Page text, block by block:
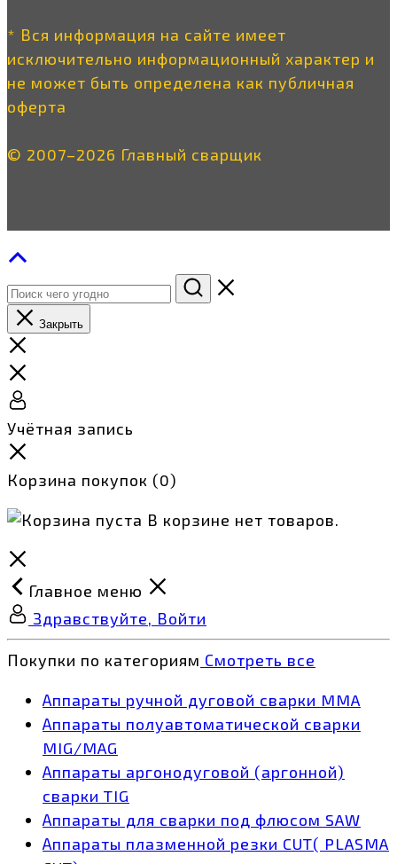
* Вся информация на сайте имеет
исключительно информационный характер и
не может быть определена как публичная
оферта
© 2007–2026 Главный сварщик
Закрыть
Учётная запись
Корзина покупок (0)
В корзине нет товаров.
Главное меню
Здравствуйте, Войти
Покупки по категориям Смотреть все
Аппараты ручной дуговой сварки MMA
Аппараты полуавтоматической сварки
MIG/MAG
Аппараты аргонодуговой (аргонной)
сварки TIG
Аппараты для сварки под флюсом SAW
Аппараты плазменной резки CUT( PLASMA